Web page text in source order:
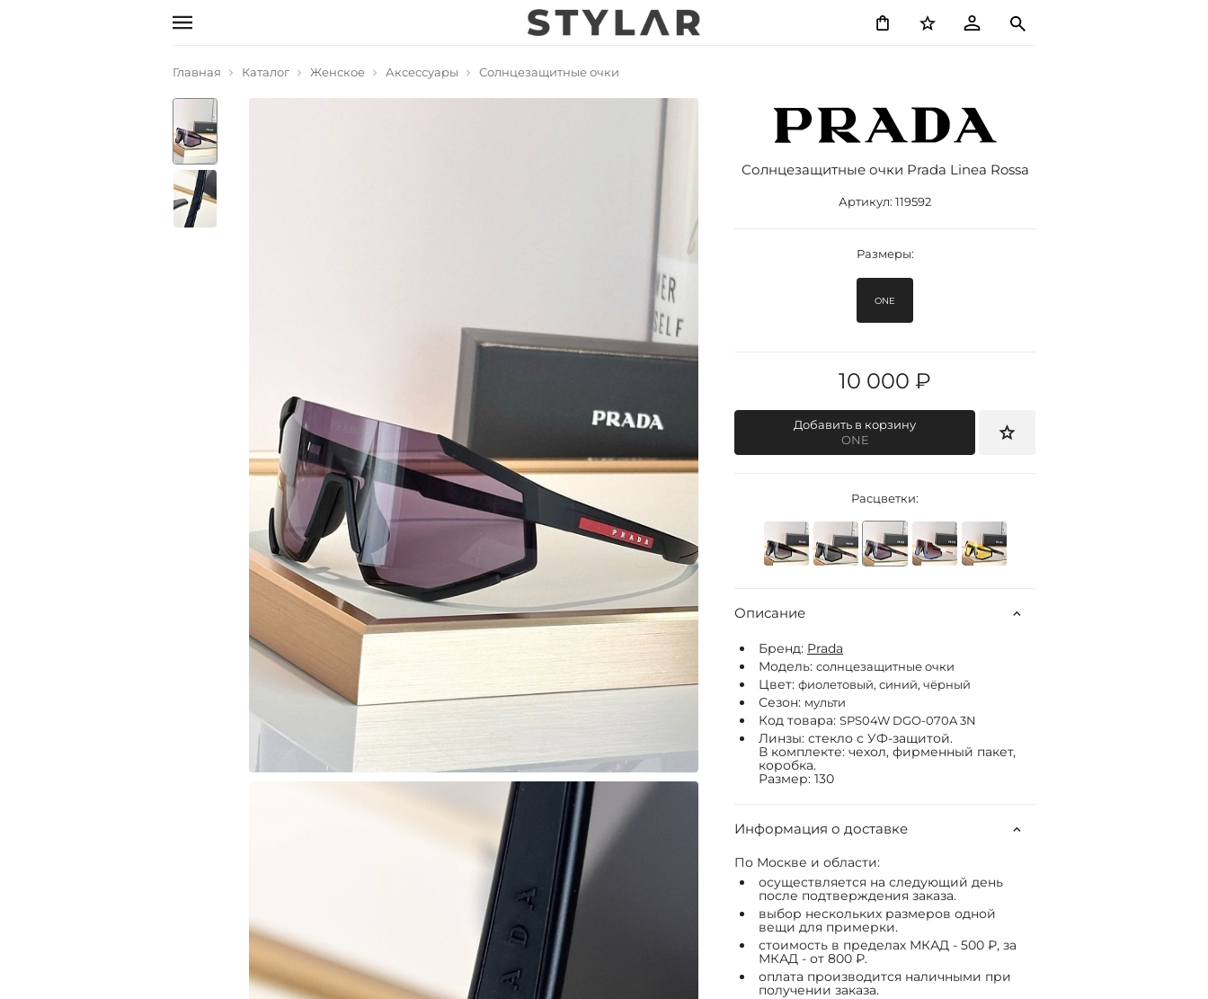
Главная Каталог Женское Аксессуары Солнцезащитные очки
Солнцезащитные очки Prada Linea Rossa
Артикул: 119592
Размеры:
ONE
10 000 ₽
Добавить в корзину
ONE
Расцветки:
Описание
Бренд: Prada
Модель: солнцезащитные очки
Цвет: фиолетовый, синий, чёрный
Сезон: мульти
Код товара: SPS04W DGO-070A 3N
Линзы: стекло с УФ-защитой.
В комплекте: чехол, фирменный пакет,
коробка.
Размер: 130
Информация о доставке
По Москве и области:
осуществляется на следующий день
после подтверждения заказа.
выбор нескольких размеров одной
вещи для примерки.
стоимость в пределах МКАД - 500 ₽, за
МКАД - от 800 ₽.
оплата производится наличными при
получении заказа.